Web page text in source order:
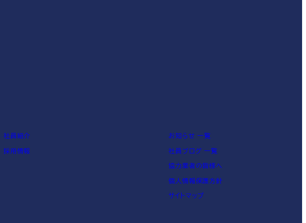
社員紹介
採用情報
お知らせ 一覧
社員ブログ 一覧
協力業者の皆様へ
個人情報保護方針
サイトマップ